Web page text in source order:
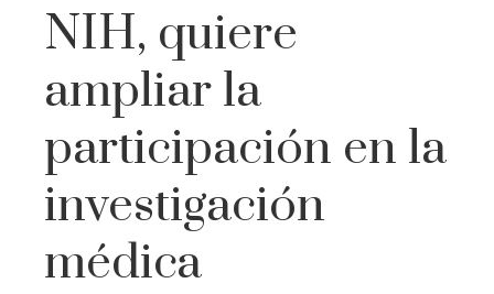
NIH, quiere
ampliar la
participación en la
investigación
médica